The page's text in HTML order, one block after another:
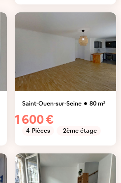
Saint-Ouen-sur-Seine 80m²
1 600 €
4 Pièces 2ème étage